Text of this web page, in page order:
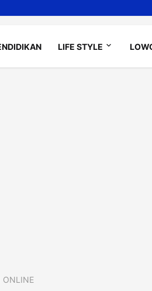
LIFE STYLE
ONLINE